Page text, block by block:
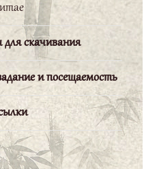
скачивания
и посещаемость
Мне нравится
заниматься в
Школе Конфуция.
Вэньчан очень
Он старается
каждому ученику.
очень